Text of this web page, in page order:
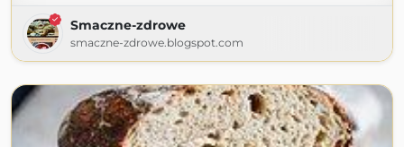
Smaczne-zdrowe
smaczne-zdrowe.blogspot.com